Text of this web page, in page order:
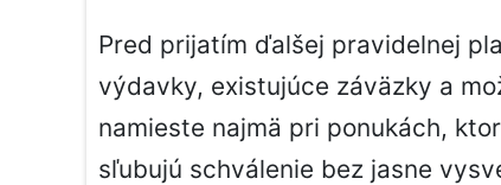
Pred prijatím ďalšej pravidelnej
výdavky, existujúce záväzky a
namieste najmä pri ponukách,
sľubujú schválenie bez jasne